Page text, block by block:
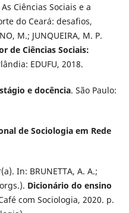
As Ciências Sociais e a
do Ceará: desafios,
M.; JUNQUEIRA, M. P.
de Ciências Sociais:
EDUFU, 2018.
e docência. São Paulo:
de Sociologia em Rede
In: BRUNETTA, A. A.;
Dicionário do ensino
com Sociologia, 2020. p.